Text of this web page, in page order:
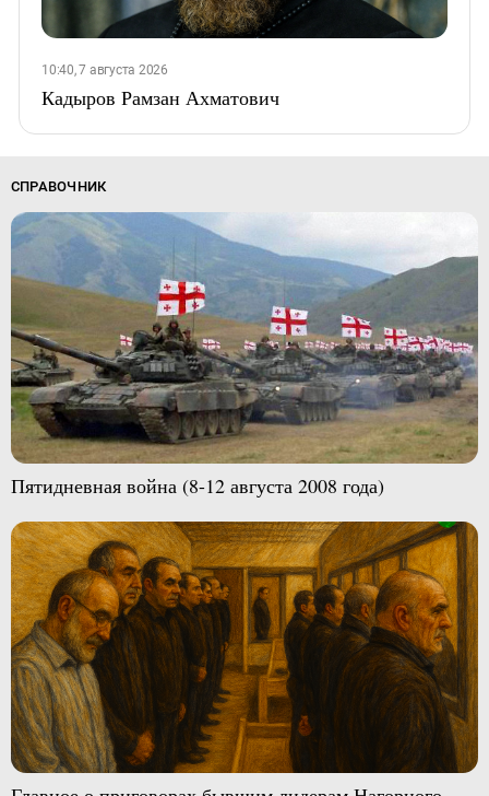
10:40, 7 августа 2026
Кадыров Рамзан Ахматович
СПРАВОЧНИК
Пятидневная война (8-12 августа 2008 года)